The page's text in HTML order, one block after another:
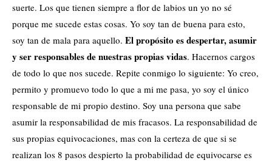
suerte. Los que tienen siempre a flor de labios un yo no sé
porque me sucede estas cosas. Yo soy tan de buena para esto,
soy tan de mala para aquello. El propósito es despertar, asumir
y ser responsables de nuestras propias vidas. Hacernos cargos
de todo lo que nos sucede. Repite conmigo lo siguiente: Yo creo,
permito y promuevo todo lo que a mi me pasa, yo soy el único
responsable de mi propio destino. Soy una persona que sabe
asumir la responsabilidad de mis fracasos. La responsabilidad de
sus propias equivocaciones, mas con la certeza de que si se
realizan los 8 pasos despierto la probabilidad de equivocarse es